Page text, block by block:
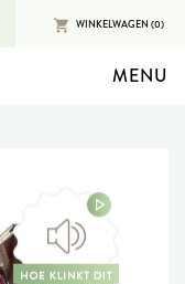
WINKELWAGEN (0)
MENU